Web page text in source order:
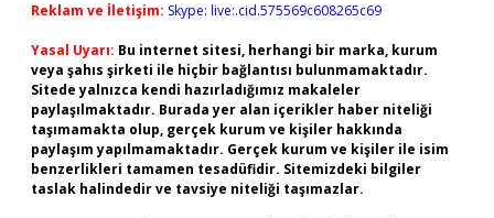
Reklam ve İletişim: Skype: live:.cid.575569c608265c69
Yasal Uyarı: Bu internet sitesi, herhangi bir marka, kurum
veya şahıs şirketi ile hiçbir bağlantısı bulunmamaktadır.
Sitede yalnızca kendi hazırladığımız makaleler
paylaşılmaktadır. Burada yer alan içerikler haber niteliği
taşımamakta olup, gerçek kurum ve kişiler hakkında
paylaşım yapılmamaktadır. Gerçek kurum ve kişiler ile isim
benzerlikleri tamamen tesadüfidir. Sitemizdeki bilgiler
taslak halindedir ve tavsiye niteliği taşımazlar.